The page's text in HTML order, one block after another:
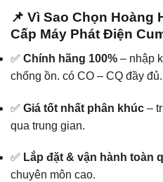
📌 Vì Sao Chọn Hoàng
Cấp Máy Phát Điện
✅ Chính hãng 100% – nhập
chống ồn. có CO – CQ đầy đủ.
✅ Giá tốt nhất phân khúc –
qua trung gian.
✅ Lắp đặt & vận hành toàn
chuyên môn cao.